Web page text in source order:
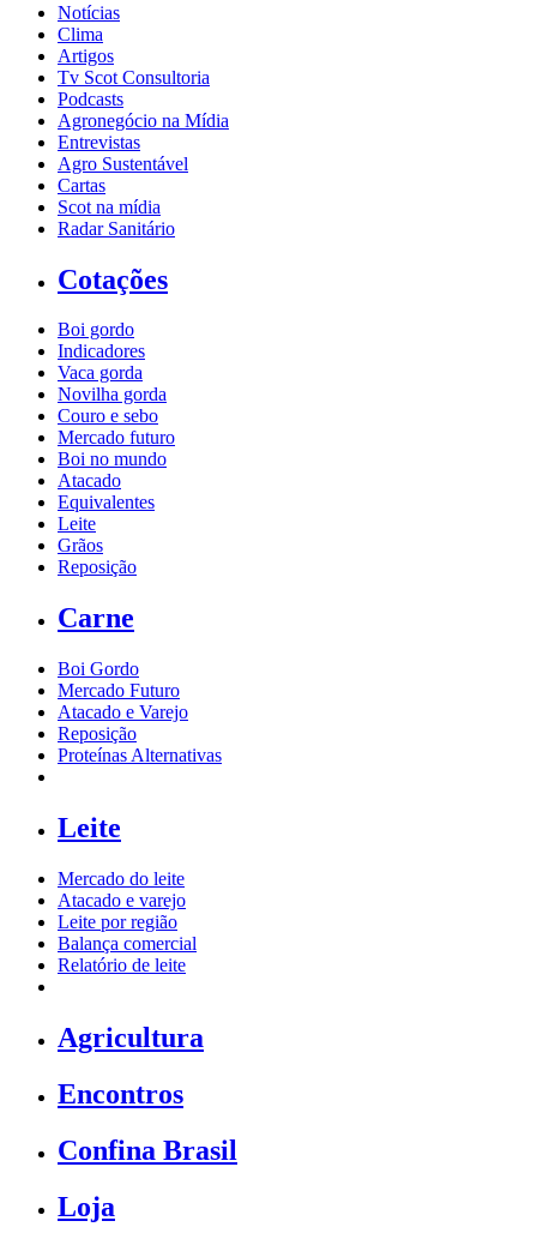
Notícias
Clima
Artigos
Tv Scot Consultoria
Podcasts
Agronegócio na Mídia
Entrevistas
Agro Sustentável
Cartas
Scot na mídia
Radar Sanitário
Cotações
Boi gordo
Indicadores
Vaca gorda
Novilha gorda
Couro e sebo
Mercado futuro
Boi no mundo
Atacado
Equivalentes
Leite
Grãos
Reposição
Carne
Boi Gordo
Mercado Futuro
Atacado e Varejo
Reposição
Proteínas Alternativas
Leite
Mercado do leite
Atacado e varejo
Leite por região
Balança comercial
Relatório de leite
Agricultura
Encontros
Confina Brasil
Loja